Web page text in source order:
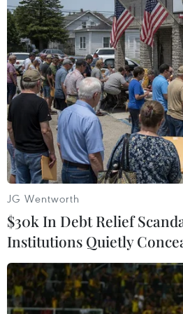
#Cháy rừng #Nông trường 402
JG Wentworth
$30k In Debt Relief
Institutions Quietly